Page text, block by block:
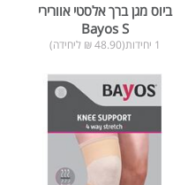
ביוס מגן ברך אלסטי אוורירי
Bayos S
1 יחידות(48.90 ₪ ליחידה)